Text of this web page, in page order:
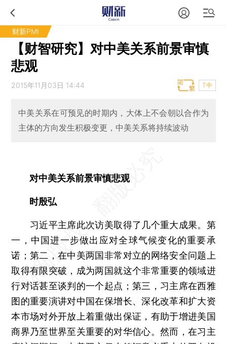
财新PMI
【财智研究】对中美关系前景审慎
悲观
2015年11月03日 14:44 T中
中美关系在可预见的时期内，大体上不会朝以合作为
主体的方向发生积极变更，中美关系将持续波动
对中美关系前景审慎悲观
时殷弘
习近平主席此次访美取得了几个重大成果。第
一，中国进一步做出应对全球气候变化的重要承
诺；第二，在中美两国非常对立的网络安全问题上
取得有限突破，成为两国就这个非常重要的领域进
行对话甚至谈判的一个起点；第三，习主席在西雅
图的重要演讲对中国在保增长、深化改革和扩大资
本市场对外开放上着重做出保证，有助于增进美国
商界乃至世界至关重要的对华信心。然而，在习主